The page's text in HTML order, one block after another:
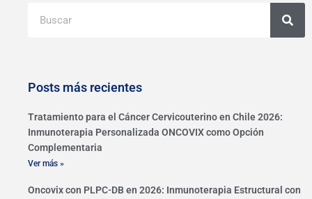
Posts más recientes
Tratamiento para el Cáncer Cervicouterino en Chile 2026:
Inmunoterapia Personalizada ONCOVIX como Opción
Complementaria
Ver más »
Oncovix con PLPC-DB en 2026: Inmunoterapia Estructural con